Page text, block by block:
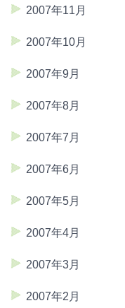
2007年11月
2007年10月
2007年9月
2007年8月
2007年7月
2007年6月
2007年5月
2007年4月
2007年3月
2007年2月